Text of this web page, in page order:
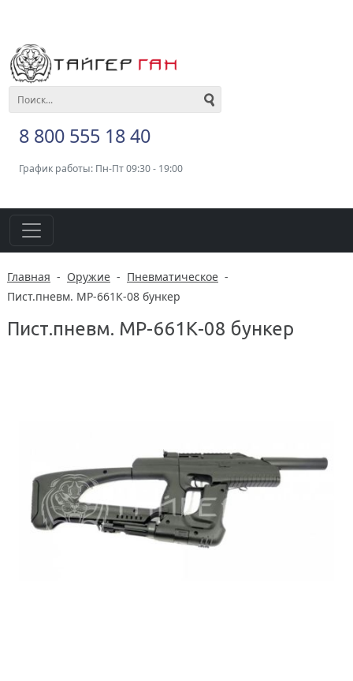
8 800 555 18 40
График работы: Пн-Пт 09:30 - 19:00
Главная - Оружие - Пневматическое -
Пист.пневм. МР-661К-08 бункер
Пист.пневм. МР-661К-08 бункер